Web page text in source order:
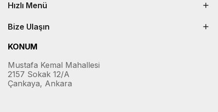
Hızlı Menü
Bize Ulaşın
KONUM
Mustafa Kemal Mahallesi
2157 Sokak 12/A
Çankaya, Ankara